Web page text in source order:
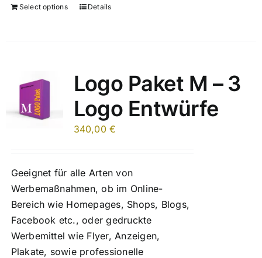
Select options Details
Logo Paket M – 3
Logo Entwürfe
340,00€
Geeignet für alle Arten von
Werbemaßnahmen, ob im Online-
Bereich wie Homepages, Shops, Blogs,
Facebook etc., oder gedruckte
Werbemittel wie Flyer, Anzeigen,
Plakate, sowie professionelle